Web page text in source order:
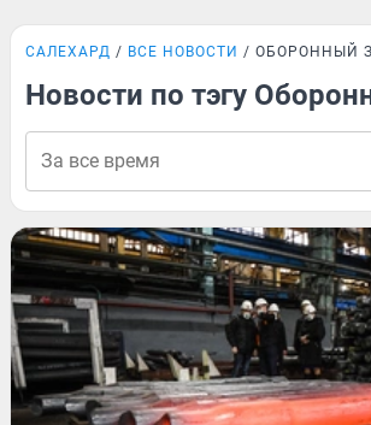
САЛЕХАРД ВСЕ НОВОСТИ ОБОРОННЫЙ
Новости по тэгу